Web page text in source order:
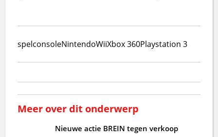
spelconsoleNintendoWiiXbox 360Playstation 3
Meer over dit onderwerp
Nieuwe actie BREIN tegen verkoop